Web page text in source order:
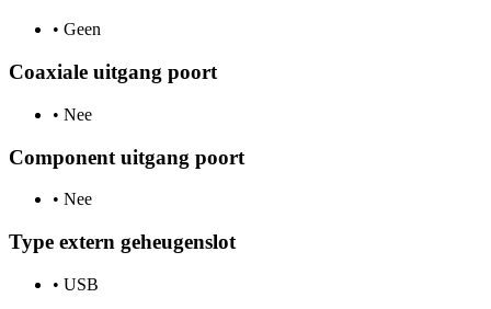
• Geen
Coaxiale uitgang poort
• Nee
Component uitgang poort
• Nee
Type extern geheugenslot
• USB